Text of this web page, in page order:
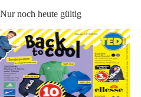
Nur noch heute gültig